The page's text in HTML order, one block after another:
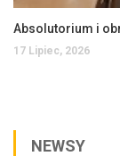
Absolutorium i
17 Lipiec, 2026
NEWSY